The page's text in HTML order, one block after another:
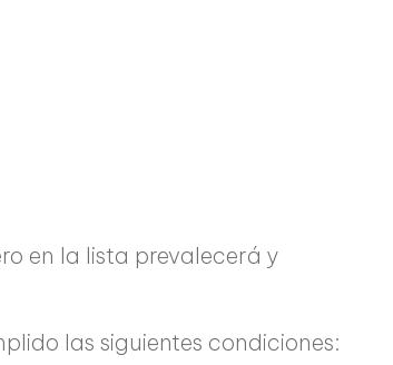
en la lista prevalecerá y
las siguientes condiciones: